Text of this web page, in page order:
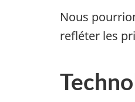
Nous
refléter les